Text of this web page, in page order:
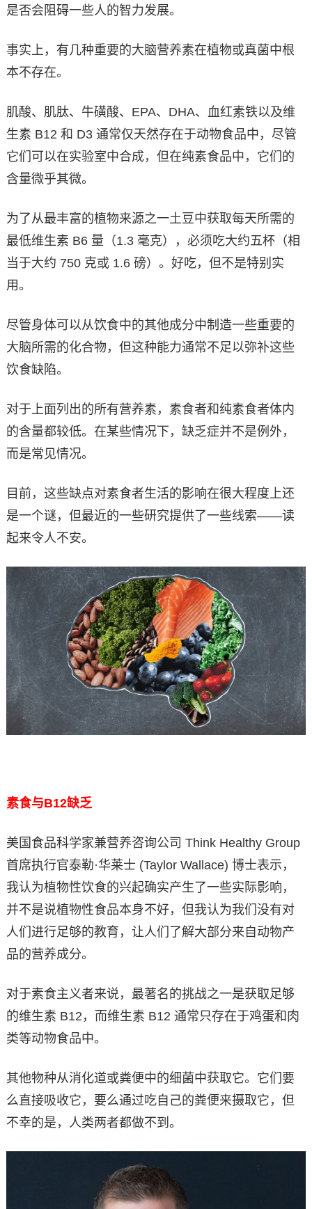
是否会阻碍一些人的智力发展。
事实上，有几种重要的大脑营养素在植物或真菌中根
本不存在。
肌酸、肌肽、牛磺酸、EPA、DHA、血红素铁以及维
生素 B12 和 D3 通常仅天然存在于动物食品中，尽管
它们可以在实验室中合成，但在纯素食品中，它们的
含量微乎其微。
为了从最丰富的植物来源之一土豆中获取每天所需的
最低维生素 B6 量（1.3 毫克），必须吃大约五杯（相
当于大约 750 克或 1.6 磅）。好吃，但不是特别实
用。
尽管身体可以从饮食中的其他成分中制造一些重要的
大脑所需的化合物，但这种能力通常不足以弥补这些
饮食缺陷。
对于上面列出的所有营养素，素食者和纯素食者体内
的含量都较低。在某些情况下，缺乏症并不是例外，
而是常见情况。
目前，这些缺点对素食者生活的影响在很大程度上还
是一个谜，但最近的一些研究提供了一些线索——读
起来令人不安。
素食与B12缺乏
美国食品科学家兼营养咨询公司 Think Healthy Group
首席执行官泰勒·华莱士 (Taylor Wallace) 博士表示，
我认为植物性饮食的兴起确实产生了一些实际影响，
并不是说植物性食品本身不好，但我认为我们没有对
人们进行足够的教育，让人们了解大部分来自动物产
品的营养成分。
对于素食主义者来说，最著名的挑战之一是获取足够
的维生素 B12，而维生素 B12 通常只存在于鸡蛋和肉
类等动物食品中。
其他物种从消化道或粪便中的细菌中获取它。它们要
么直接吸收它，要么通过吃自己的粪便来摄取它，但
不幸的是，人类两者都做不到。